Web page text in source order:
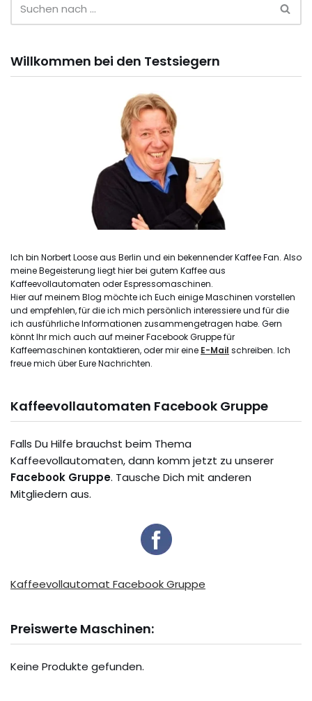
Willkommen bei den Testsiegern
Ich bin Norbert Loose aus Berlin und ein bekennender Kaffee Fan. Also
meine Begeisterung liegt hier bei gutem Kaffee aus
Kaffeevollautomaten oder Espressomaschinen.
Hier auf meinem Blog möchte ich Euch einige Maschinen vorstellen
und empfehlen, für die ich mich persönlich interessiere und für die
ich ausführliche Informationen zusammengetragen habe. Gern
könnt Ihr mich auch auf meiner Facebook Gruppe für
Kaffeemaschinen kontaktieren, oder mir eine E-Mail schreiben. Ich
freue mich über Eure Nachrichten.
Kaffeevollautomaten Facebook Gruppe
Falls Du Hilfe brauchst beim Thema
Kaffeevollautomaten, dann komm jetzt zu unserer
Facebook Gruppe. Tausche Dich mit anderen
Mitgliedern aus.
Kaffeevollautomat Facebook Gruppe
Preiswerte Maschinen:
Keine Produkte gefunden.